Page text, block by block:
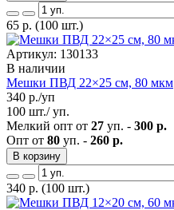
65 р. (100 шт.)
Артикул: 130133
В наличии
Мешки ПВД 22×25 см, 80 мкм
340 р./уп
100 шт./ уп.
Мелкий опт от 27 уп. - 300 р.
Опт от 80 уп. - 260 р.
В корзину
340 р. (100 шт.)